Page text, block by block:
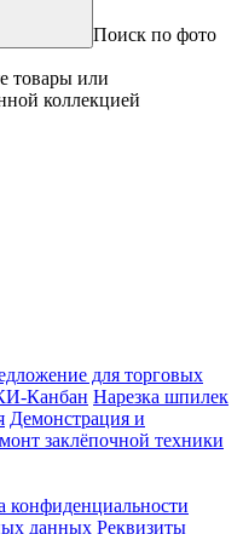
Поиск по фото
товары или
коллекцией
для торговых
Канбан Нарезка шпилек
Демонстрация и
заклёпочной техники
конфиденциальности
данных Реквизиты